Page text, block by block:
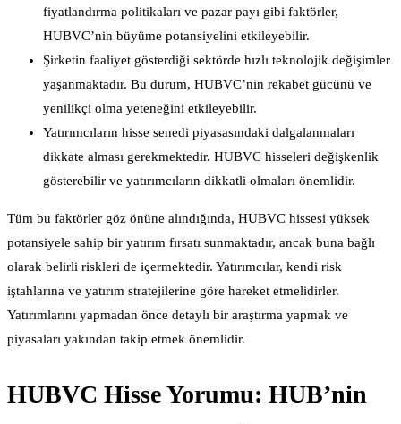
fiyatlandırma politikaları ve pazar payı gibi faktörler,
HUBVC’nin büyüme potansiyelini etkileyebilir.
Şirketin faaliyet gösterdiği sektörde hızlı teknolojik değişimler
yaşanmaktadır. Bu durum, HUBVC’nin rekabet gücünü ve
yenilikçi olma yeteneğini etkileyebilir.
Yatırımcıların hisse senedi piyasasındaki dalgalanmaları
dikkate alması gerekmektedir. HUBVC hisseleri değişkenlik
gösterebilir ve yatırımcıların dikkatli olmaları önemlidir.
Tüm bu faktörler göz önüne alındığında, HUBVC hissesi yüksek
potansiyele sahip bir yatırım fırsatı sunmaktadır, ancak buna bağlı
olarak belirli riskleri de içermektedir. Yatırımcılar, kendi risk
iştahlarına ve yatırım stratejilerine göre hareket etmelidirler.
Yatırımlarını yapmadan önce detaylı bir araştırma yapmak ve
piyasaları yakından takip etmek önemlidir.
HUBVC Hisse Yorumu: HUB’nin